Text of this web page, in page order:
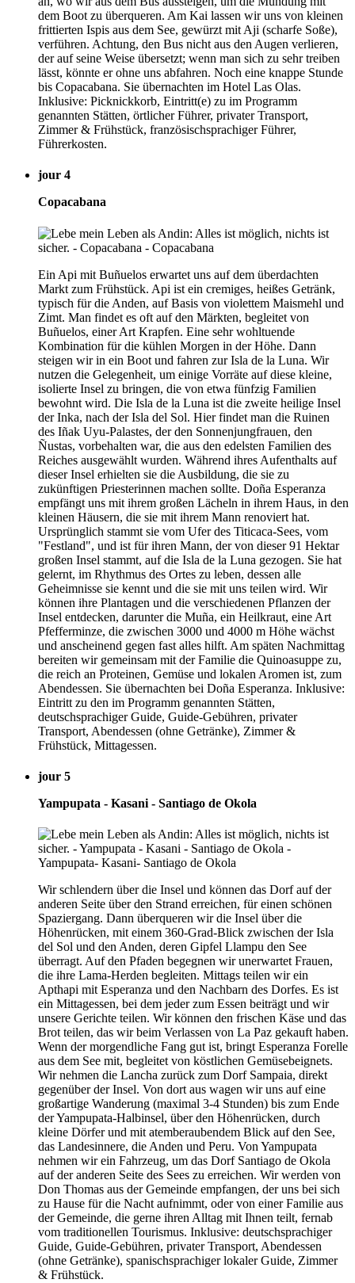
dem Boot zu überqueren. Am Kai lassen wir uns von kleinen
frittierten Ispis aus dem See, gewürzt mit Aji (scharfe Soße),
verführen. Achtung, den Bus nicht aus den Augen verlieren,
der auf seine Weise übersetzt; wenn man sich zu sehr treiben
lässt, könnte er ohne uns abfahren. Noch eine knappe Stunde
bis Copacabana. Sie übernachten im Hotel Las Olas.
Inklusive: Picknickkorb, Eintritt(e) zu im Programm
genannten Stätten, örtlicher Führer, privater Transport,
Zimmer & Frühstück, französischsprachiger Führer,
Führerkosten.
jour 4
Copacabana
Ein Api mit Buñuelos erwartet uns auf dem überdachten
Markt zum Frühstück. Api ist ein cremiges, heißes Getränk,
typisch für die Anden, auf Basis von violettem Maismehl und
Zimt. Man findet es oft auf den Märkten, begleitet von
Buñuelos, einer Art Krapfen. Eine sehr wohltuende
Kombination für die kühlen Morgen in der Höhe. Dann
steigen wir in ein Boot und fahren zur Isla de la Luna. Wir
nutzen die Gelegenheit, um einige Vorräte auf diese kleine,
isolierte Insel zu bringen, die von etwa fünfzig Familien
bewohnt wird. Die Isla de la Luna ist die zweite heilige Insel
der Inka, nach der Isla del Sol. Hier findet man die Ruinen
des Iñak Uyu-Palastes, der den Sonnenjungfrauen, den
Ñustas, vorbehalten war, die aus den edelsten Familien des
Reiches ausgewählt wurden. Während ihres Aufenthalts auf
dieser Insel erhielten sie die Ausbildung, die sie zu
zukünftigen Priesterinnen machen sollte. Doña Esperanza
empfängt uns mit ihrem großen Lächeln in ihrem Haus, in den
kleinen Häusern, die sie mit ihrem Mann renoviert hat.
Ursprünglich stammt sie vom Ufer des Titicaca-Sees, vom
"Festland", und ist für ihren Mann, der von dieser 91 Hektar
großen Insel stammt, auf die Isla de la Luna gezogen. Sie hat
gelernt, im Rhythmus des Ortes zu leben, dessen alle
Geheimnisse sie kennt und die sie mit uns teilen wird. Wir
können ihre Plantagen und die verschiedenen Pflanzen der
Insel entdecken, darunter die Muña, ein Heilkraut, eine Art
Pfefferminze, die zwischen 3000 und 4000 m Höhe wächst
und anscheinend gegen fast alles hilft. Am späten Nachmittag
bereiten wir gemeinsam mit der Familie die Quinoasuppe zu,
die reich an Proteinen, Gemüse und lokalen Aromen ist, zum
Abendessen. Sie übernachten bei Doña Esperanza. Inklusive:
Eintritt zu den im Programm genannten Stätten,
deutschsprachiger Guide, Guide-Gebühren, privater
Transport, Abendessen (ohne Getränke), Zimmer &
Frühstück, Mittagessen.
jour 5
Yampupata - Kasani - Santiago de Okola
Wir schlendern über die Insel und können das Dorf auf der
anderen Seite über den Strand erreichen, für einen schönen
Spaziergang. Dann überqueren wir die Insel über die
Höhenrücken, mit einem 360-Grad-Blick zwischen der Isla
del Sol und den Anden, deren Gipfel Llampu den See
überragt. Auf den Pfaden begegnen wir unerwartet Frauen,
die ihre Lama-Herden begleiten. Mittags teilen wir ein
Apthapi mit Esperanza und den Nachbarn des Dorfes. Es ist
ein Mittagessen, bei dem jeder zum Essen beiträgt und wir
unsere Gerichte teilen. Wir können den frischen Käse und das
Brot teilen, das wir beim Verlassen von La Paz gekauft haben.
Wenn der morgendliche Fang gut ist, bringt Esperanza Forelle
aus dem See mit, begleitet von köstlichen Gemüsebeignets.
Wir nehmen die Lancha zurück zum Dorf Sampaia, direkt
gegenüber der Insel. Von dort aus wagen wir uns auf eine
großartige Wanderung (maximal 3-4 Stunden) bis zum Ende
der Yampupata-Halbinsel, über den Höhenrücken, durch
kleine Dörfer und mit atemberaubendem Blick auf den See,
das Landesinnere, die Anden und Peru. Von Yampupata
nehmen wir ein Fahrzeug, um das Dorf Santiago de Okola
auf der anderen Seite des Sees zu erreichen. Wir werden von
Don Thomas aus der Gemeinde empfangen, der uns bei sich
zu Hause für die Nacht aufnimmt, oder von einer Familie aus
der Gemeinde, die gerne ihren Alltag mit Ihnen teilt, fernab
vom traditionellen Tourismus. Inklusive: deutschsprachiger
Guide, Guide-Gebühren, privater Transport, Abendessen
(ohne Getränke), spanischsprachiger lokaler Guide, Zimmer
& Frühstück.